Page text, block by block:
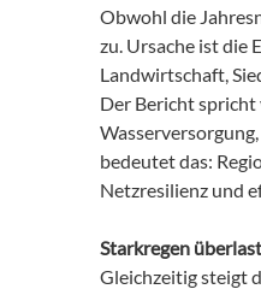
Obwohl die
zu. Ursache ist die
Landwirtschaft,
Der Bericht
bedeutet das:
Netzresilienz und
Starkregen
Gleichzeitig steigt